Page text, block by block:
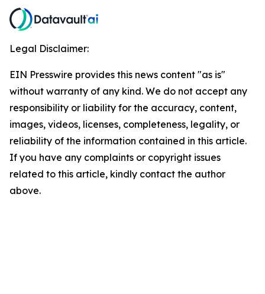
Legal Disclaimer:
EIN Presswire provides this news content "as is"
without warranty of any kind. We do not accept any
responsibility or liability for the accuracy, content,
images, videos, licenses, completeness, legality, or
reliability of the information contained in this article.
If you have any complaints or copyright issues
related to this article, kindly contact the author
above.